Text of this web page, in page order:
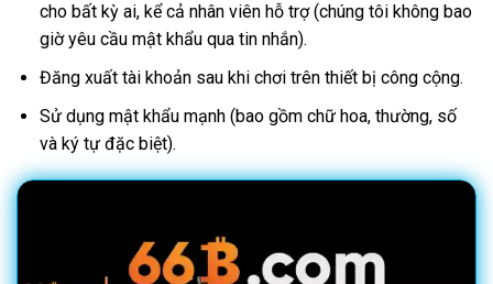
cho bất kỳ ai, kể cả nhân viên hỗ trợ (chúng tôi không bao
giờ yêu cầu mật khẩu qua tin nhắn).
Đăng xuất tài khoản sau khi chơi trên thiết bị công cộng.
Sử dụng mật khẩu mạnh (bao gồm chữ hoa, thường, số
và ký tự đặc biệt).